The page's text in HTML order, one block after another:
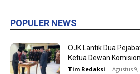
POPULER NEWS
OJK Lantik Dua
Ketua Dewan
Tim Redaksi - Agustus 9,